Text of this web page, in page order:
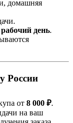
домашняя
день.
России
от 8 000 ₽.
на ваш